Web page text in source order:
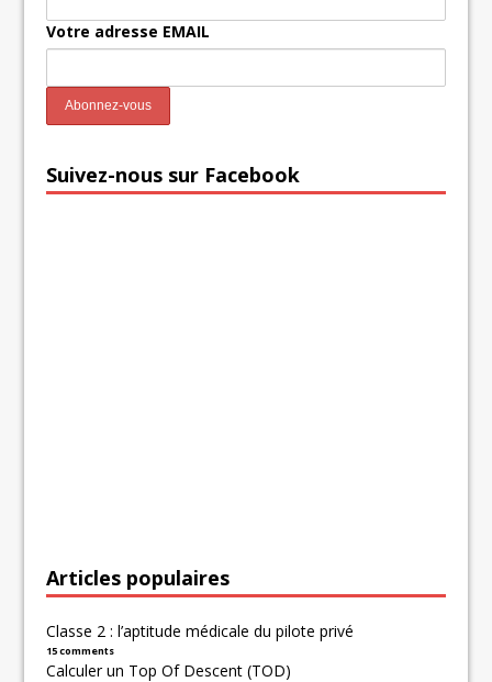
Votre adresse EMAIL
Suivez-nous sur Facebook
Articles populaires
Classe 2 : l’aptitude médicale du pilote privé
15 comments
Calculer un Top Of Descent (TOD)